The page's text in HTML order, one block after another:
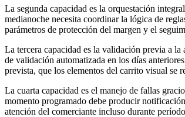
La segunda capacidad es la orquestación
medianoche necesita coordinar la lógica de
parámetros de protección del margen y el
La tercera capacidad es la validación previa a
de validación automatizada en los días
prevista, que los elementos del carrito visual se
La cuarta capacidad es el manejo de fallas
momento programado debe producir
atención del comerciante incluso durante